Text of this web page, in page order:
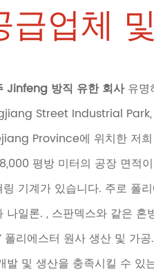
급업체
Jinfeng 방직 유한 회사유명
Street Industrial
Province에 위치한 저
평방 미터의 공장 면적
링 기계가 있습니다. 주로 폴
나일론. , 스판덱스와 같은
폴리에스터 원사 생산 및 가
발 및 생산을 충족시킬 수 있